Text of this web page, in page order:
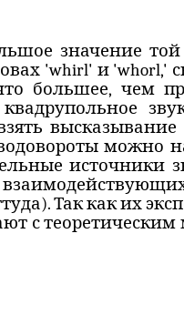
значение
'whirl' и 'whorl,'
большее, чем
квадрупольное
высказывание
можно
источники
Так как их
с